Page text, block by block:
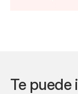
Te puede